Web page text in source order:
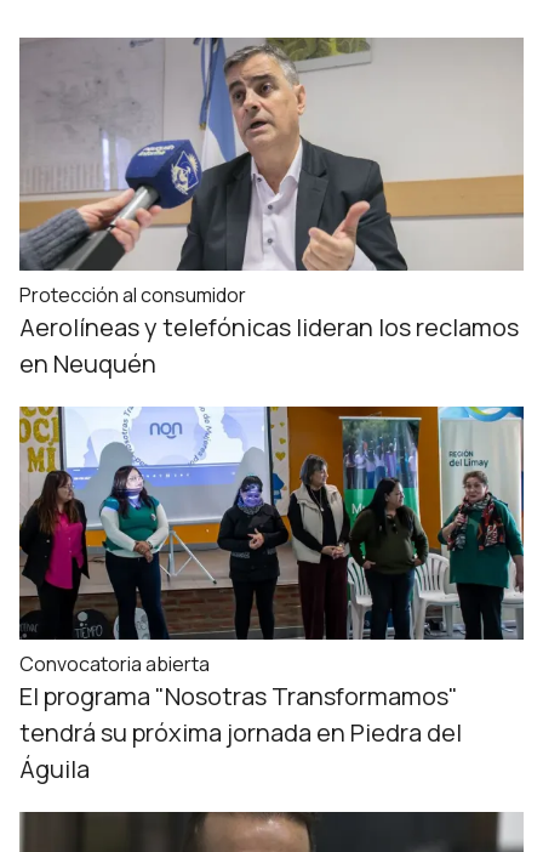
Protección al consumidor
Aerolíneas y telefónicas lideran los reclamos
en Neuquén
Convocatoria abierta
El programa "Nosotras Transformamos"
tendrá su próxima jornada en Piedra del
Águila